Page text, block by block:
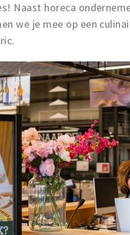
Naast horeca
we je mee op een